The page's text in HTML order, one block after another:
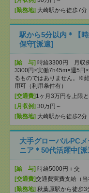
[勤務地] 大崎駅から徒歩7分
駅から5分以内＊【
保守[派遣]
[給 与] 時給3300円 月収
3300円×実働7h45m×週5
るものではありません。※
用可（利用条件有）
[交通費] 1ヶ月3万円を上限
[月収例] 30万円～
[勤務地] 大崎駅から徒歩2分
大手グローバルPC
ニア＊50代活躍中[派
[給 与] 時給5000円＋交
[交通費]交通費実費支給（当
[勤務地] 秋葉原駅から徒歩3